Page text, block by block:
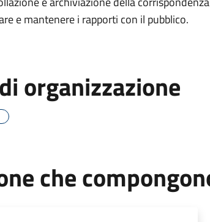
e mantenere i rapporti con il pubblico.
organizzazione
che